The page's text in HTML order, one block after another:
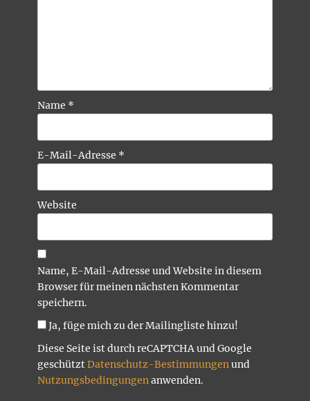
Name *
E-Mail-Adresse *
Website
Name, E-Mail-Adresse und Website in diesem
Browser für meinen nächsten Kommentar
speichern.
Ja, füge mich zu der Mailingliste hinzu!
Diese Seite ist durch reCAPTCHA und Google
geschütztDatenschutz-Bestimmungenund
Nutzungsbedingungenanwenden.